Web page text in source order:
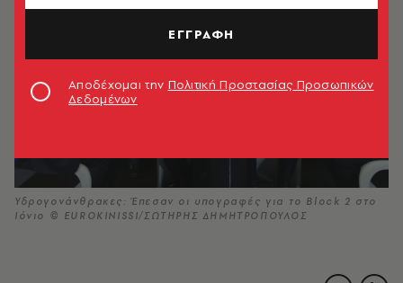
Υδρογονάνθρακες: Έπεσαν οι υπογραφές για το Block 2 στο
Ιόνιο © EUROKINISSI/ΣΩΤΗΡΗΣ ΔΗΜΗΤΡΟΠΟΥΛΟΣ
ΕΓΓΡΑΦΗ
Αποδέχομαι την Πολιτική Προστασίας Προσωπικών
Δεδομένων